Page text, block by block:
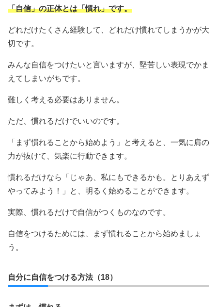
「自信」の正体とは「慣れ」です。
どれだけたくさん経験して、どれだけ慣れてしまうかが大
切です。
みんな自信をつけたいと言いますが、堅苦しい表現でかま
えてしまいがちです。
難しく考える必要はありません。
ただ、慣れるだけでいいのです。
「まず慣れることから始めよう」と考えると、一気に肩の
力が抜けて、気楽に行動できます。
慣れるだけなら「じゃあ、私にもできるかも。とりあえず
やってみよう！」と、明るく始めることができます。
実際、慣れるだけで自信がつくものなのです。
自信をつけるためには、まず慣れることから始めましょ
う。
自分に自信をつける方法（18）